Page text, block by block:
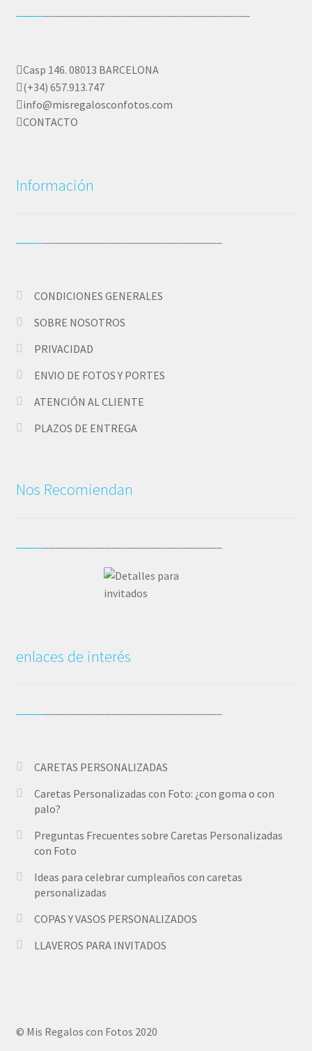
SOBRE NOSOTROS
Tienda
Casp 146. 08013 BARCELONA
(+34) 657.913.747
info@misregalosconfotos.com
CONTACTO
Información
CONDICIONES GENERALES
SOBRE NOSOTROS
PRIVACIDAD
ENVIO DE FOTOS Y PORTES
ATENCIÓN AL CLIENTE
PLAZOS DE ENTREGA
Nos Recomiendan
enlaces de interés
CARETAS PERSONALIZADAS
Caretas Personalizadas con Foto: ¿con goma o con
palo?
Preguntas Frecuentes sobre Caretas Personalizadas
con Foto
Ideas para celebrar cumpleaños con caretas
personalizadas
COPAS Y VASOS PERSONALIZADOS
LLAVEROS PARA INVITADOS
© Mis Regalos con Fotos 2020